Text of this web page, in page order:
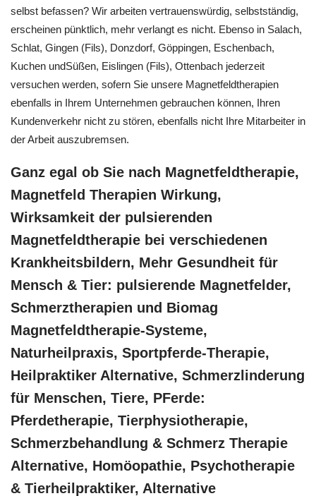
selbst befassen? Wir arbeiten vertrauenswürdig, selbstständig,
erscheinen pünktlich, mehr verlangt es nicht. Ebenso in Salach,
Schlat, Gingen (Fils), Donzdorf, Göppingen, Eschenbach,
Kuchen undSüßen, Eislingen (Fils), Ottenbach jederzeit
versuchen werden, sofern Sie unsere Magnetfeldtherapien
ebenfalls in Ihrem Unternehmen gebrauchen können, Ihren
Kundenverkehr nicht zu stören, ebenfalls nicht Ihre Mitarbeiter in
der Arbeit auszubremsen.
Ganz egal ob Sie nach Magnetfeldtherapie,
Magnetfeld Therapien Wirkung,
Wirksamkeit der pulsierenden
Magnetfeldtherapie bei verschiedenen
Krankheitsbildern, Mehr Gesundheit für
Mensch & Tier: pulsierende Magnetfelder,
Schmerztherapien und Biomag
Magnetfeldtherapie-Systeme,
Naturheilpraxis, Sportpferde-Therapie,
Heilpraktiker Alternative, Schmerzlinderung
für Menschen, Tiere, PFerde:
Pferdetherapie, Tierphysiotherapie,
Schmerzbehandlung & Schmerz Therapie
Alternative, ‎Homöopathie, ‎Psychotherapie
& ‎Tierheilpraktiker, Alternative